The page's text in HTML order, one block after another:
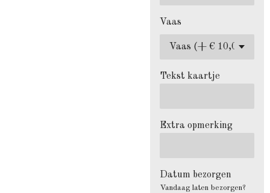
Vaas
Tekst kaartje
Extra opmerking
Datum bezorgen
Vandaag laten bezorgen?